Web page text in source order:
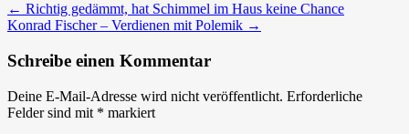
← Richtig gedämmt, hat Schimmel im Haus keine Chance
Konrad Fischer – Verdienen mit Polemik →
Schreibe einen Kommentar
Deine E-Mail-Adresse wird nicht veröffentlicht. Erforderliche
Felder sind mit * markiert